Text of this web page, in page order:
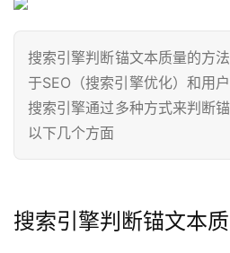
搜索引擎判断锚文本质量的方
于SEO（搜索引擎优化）和用
搜索引擎通过多种方式来判断
以下几个方面
搜索引擎判断锚文本